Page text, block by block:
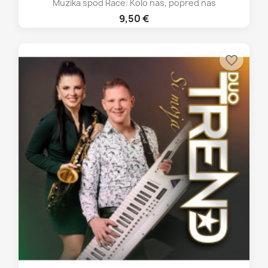
Muzika spod Race: Kolo nas, popred nas
9,50 €
favorite_border